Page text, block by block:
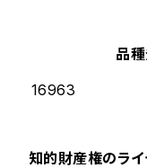
品
16963
知的財産権のラ